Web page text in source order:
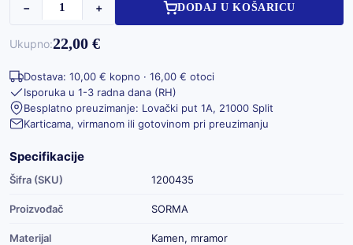
− + DODAJ U KOŠARICU
Ukupno:22,00 €
Dostava: 10,00 € kopno · 16,00 € otoci
Isporuka u 1-3 radna dana (RH)
Besplatno preuzimanje: Lovački put 1A, 21000 Split
Karticama, virmanom ili gotovinom pri preuzimanju
Specifikacije
Šifra (SKU) 1200435
Proizvođač SORMA
Materijal Kamen, mramor